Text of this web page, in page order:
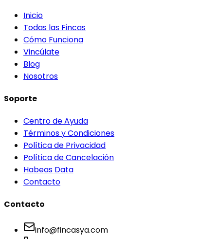
Inicio
Todas las Fincas
Cómo Funciona
Vincúlate
Blog
Nosotros
Soporte
Centro de Ayuda
Términos y Condiciones
Política de Privacidad
Política de Cancelación
Habeas Data
Contacto
Contacto
info@fincasya.com